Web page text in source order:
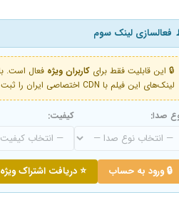
فعالسازی لینک سوم
🔒 این قابلیت فقط برای کاربران ویژه
لینک‌های این فیلم با CDN اختصاصی ایران را ثبت کنید و دقایقی بعد به لینک سوم آن دسترسی خواهید داشت
صدا: کیفیت:
🔒 ورود به حساب ⭐ دریافت اشتراک ویژه